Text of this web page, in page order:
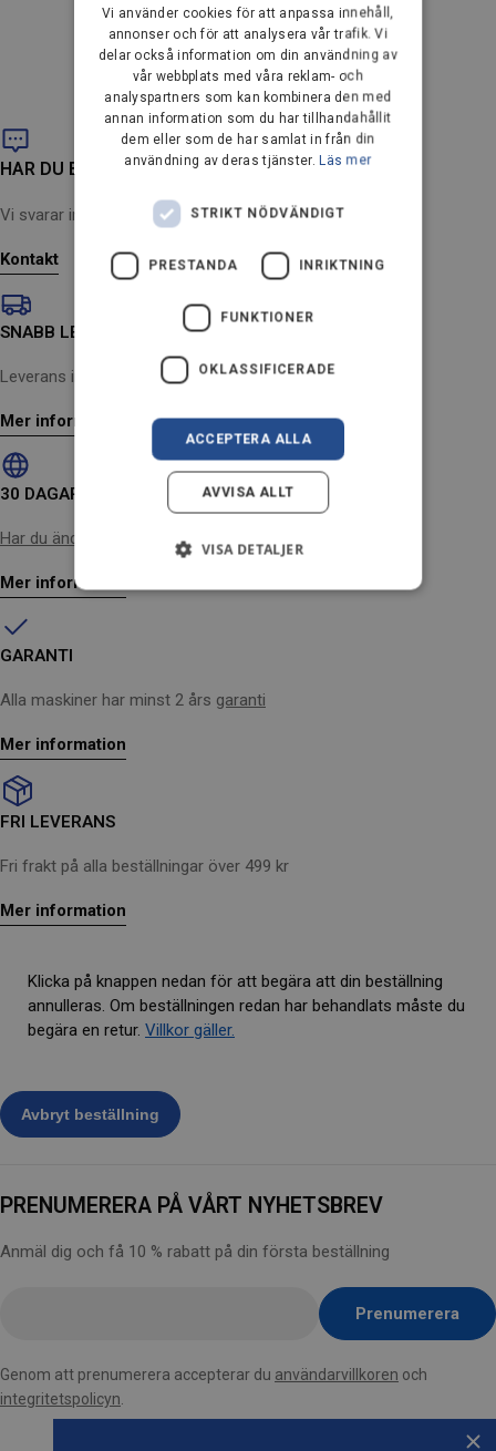
Unable to load recommendations
HAR DU EN FRÅGA?
Vi svarar inom 24 timmar (måndag till fredag).
Kontakt
SNABB LEVERANS
Leverans inom 2-4 arbetsdagar
Mer information
30 DAGARS ÅNGERRÄTT
Har du ändrat dig? Inga problem
Mer information
GARANTI
Alla maskiner har minst 2 års garanti
Mer information
FRI LEVERANS
Fri frakt på alla beställningar över 499 kr
Mer information
Klicka på knappen nedan för att begära att din beställning
annulleras. Om beställningen redan har behandlats måste du
begära en retur. Villkor gäller.
PRENUMERERA PÅ VÅRT NYHETSBREV
Anmäl dig och få 10 % rabatt på din första beställning
här
Prenumerera
Genom att prenumerera accepterar du användarvillkoren och
integritetspolicyn
GERMAN
DUTCH
FRENCH
FINNISH
PORTUGUESE
ENGLISH
AUSTRIA
Vi använder cookies för att anpassa innehåll,
annonser och för att analysera vår trafik. Vi
delar också information om din användning av
vår webbplats med våra reklam- och
analyspartners som kan kombinera den med
annan information som du har tillhandahållit
dem eller som de har samlat in från din
användning av deras tjänster. Läs mer
STRIKT NÖDVÄNDIGT
PRESTANDA INRIKTNING
FUNKTIONER
OKLASSIFICERADE
ACCEPTERA ALLA
AVVISA ALLT
VISA DETALJER